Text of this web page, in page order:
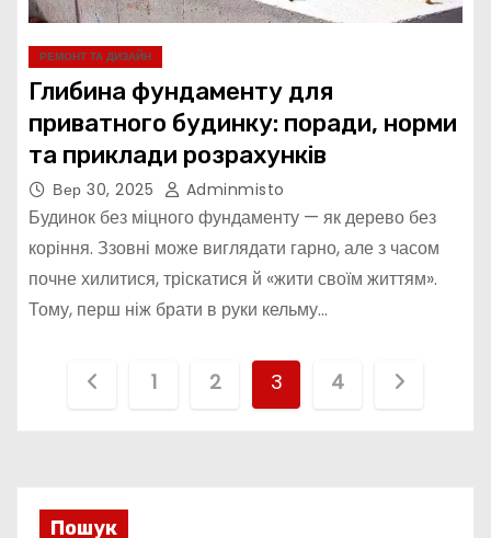
РЕМОНТ ТА ДИЗАЙН
Глибина фундаменту для
приватного будинку: поради, норми
та приклади розрахунків
Вер 30, 2025 Adminmisto
Будинок без міцного фундаменту — як дерево без
коріння. Ззовні може виглядати гарно, але з часом
почне хилитися, тріскатися й «жити своїм життям».
Тому, перш ніж брати в руки кельму…
і
1 2 3 4
Пошук